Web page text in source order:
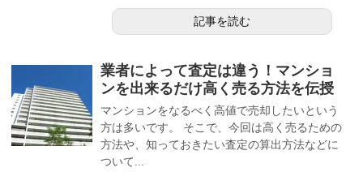
記事を読む
業者によって査定は違う！マンショ
ンを出来るだけ高く売る方法を伝授
マンションをなるべく高値で売却したいという
方は多いです。 そこで、今回は高く売るための
方法や、知っておきたい査定の算出方法などに
ついて...